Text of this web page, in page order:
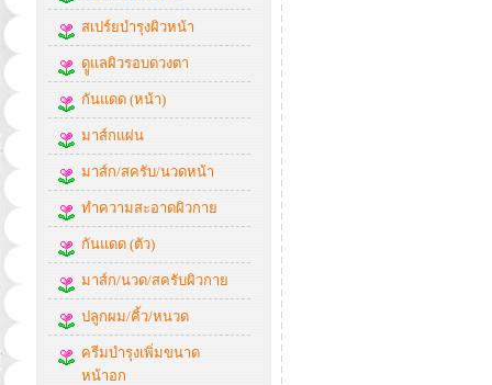
สเปร์ยบำรุงผิวหน้า
ดููแลผิวรอบดวงตา
กันแดด (หน้า)
มาส์กแผ่น
มาส์ก/สครับ/นวดหน้า
ทำความสะอาดผิวกาย
กันแดด (ตัว)
มาส์ก/นวด/สครับผิวกาย
ปลูกผม/คิ้ว/หนวด
ครีมบำรุงเพิ่มขนาด
หน้าอก